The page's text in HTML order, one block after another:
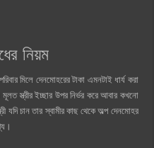
নিয়ম
মিলে দেনমোহরের টাকা এমনটাই ধার্য করা
স্ত্রীর ইচ্ছার উপর নির্ভর করে আবার কখনো
যদি চান তার স্বামীর কাছ থেকে অল্প দেনমোহর